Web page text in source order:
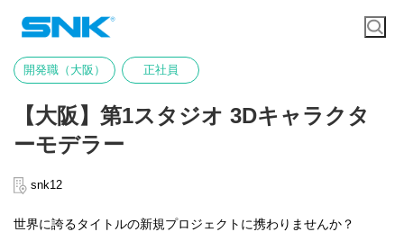
開発職（大阪） 正社員
【大阪】第1スタジオ 3Dキャラクタ
ーモデラー
snk12
世界に誇るタイトルの新規プロジェクトに携わりませんか？